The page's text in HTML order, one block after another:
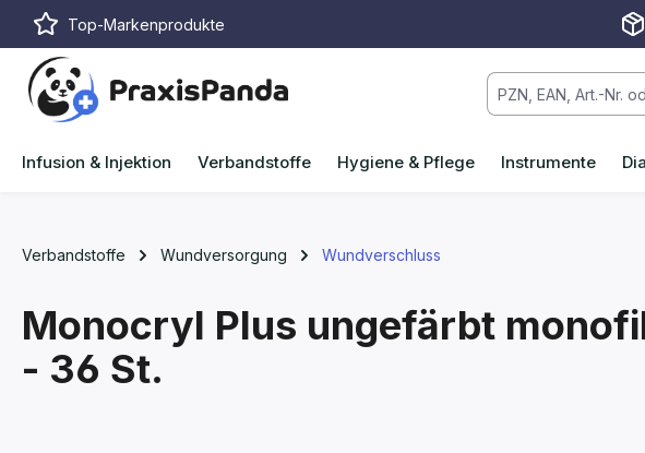
Hauptinhalt springen
Zur Suche springen
Zur Hauptnavigation springen
Top-Markenprodukte
Infusion & Injektion Verbandstoffe Hygiene & Pflege Instrumente
Verbandstoffe Wundversorgung Wundverschluss
Monocryl Plus ungefärbt
- 36 St.